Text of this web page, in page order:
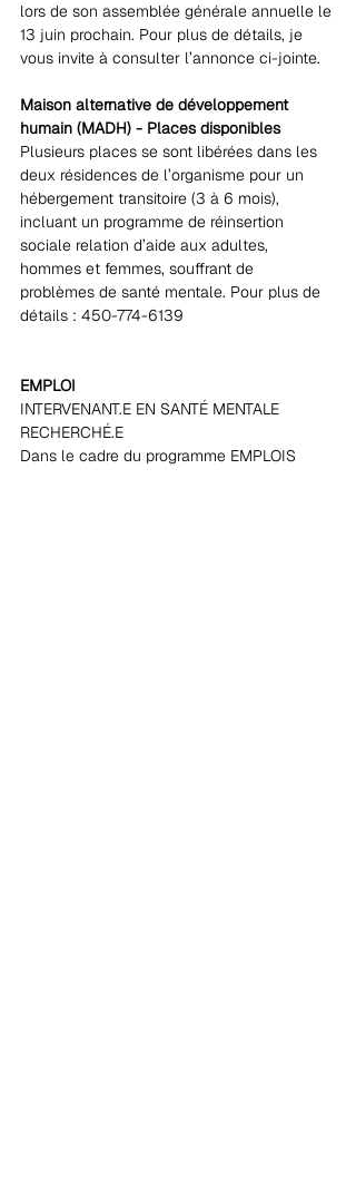
lors de son assemblée générale annuelle le
13 juin prochain. Pour plus de détails, je
vous invite à consulter l’annonce ci-jointe.
Maison alternative de développement
humain (MADH) - Places disponibles
Plusieurs places se sont libérées dans les
deux résidences de l’organisme pour un
hébergement transitoire (3 à 6 mois),
incluant un programme de réinsertion
sociale relation d’aide aux adultes,
hommes et femmes, souffrant de
problèmes de santé mentale. Pour plus de
détails : 450-774-6139
EMPLOI
INTERVENANT.E EN SANTÉ MENTALE
RECHERCHÉ.E
Dans le cadre du programme EMPLOIS